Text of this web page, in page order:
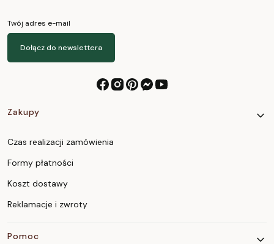
Twój adres e-mail
Dołącz do newslettera
Linki w stopce
Zakupy
Czas realizacji zamówienia
Formy płatności
Koszt dostawy
Reklamacje i zwroty
Pomoc